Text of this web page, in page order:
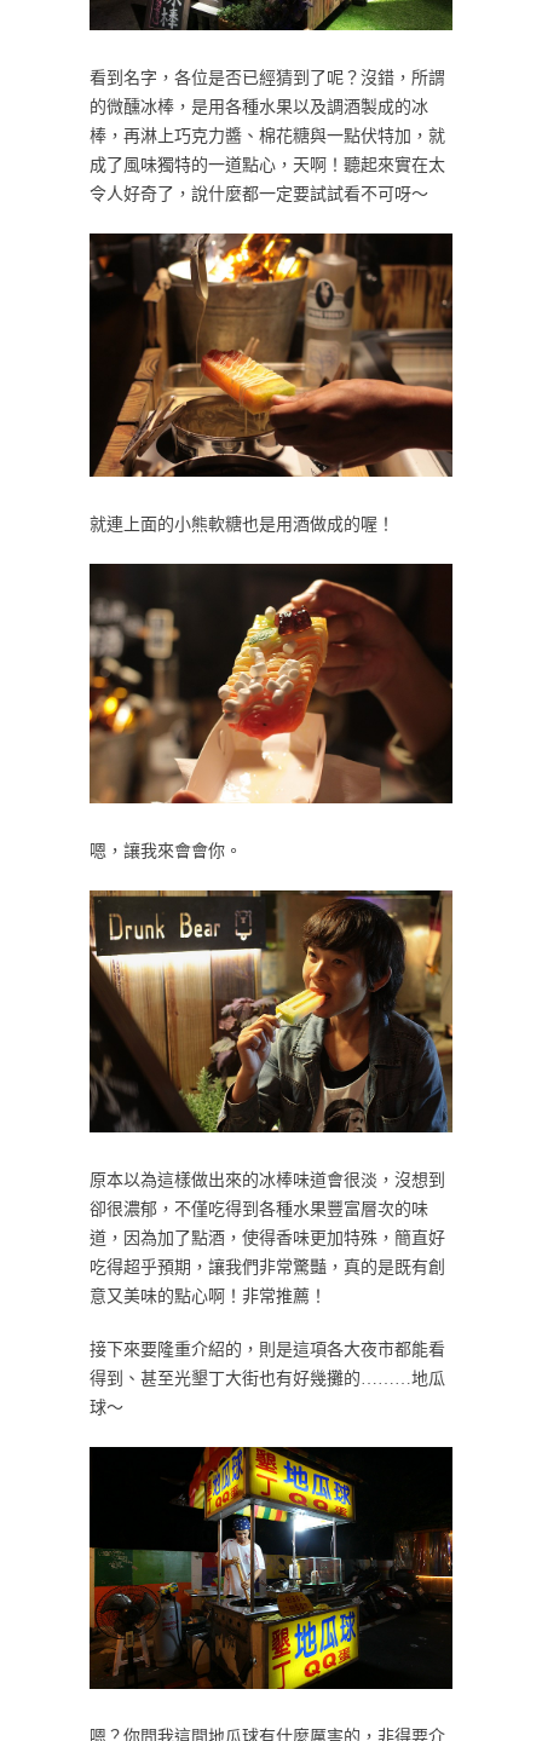
看到名字，各位是否已經猜到了呢？沒錯，所謂
的微醺冰棒，是用各種水果以及調酒製成的冰
棒，再淋上巧克力醬、棉花糖與一點伏特加，就
成了風味獨特的一道點心，天啊！聽起來實在太
令人好奇了，說什麼都一定要試試看不可呀～
就連上面的小熊軟糖也是用酒做成的喔！
嗯，讓我來會會你。
原本以為這樣做出來的冰棒味道會很淡，沒想到
卻很濃郁，不僅吃得到各種水果豐富層次的味
道，因為加了點酒，使得香味更加特殊，簡直好
吃得超乎預期，讓我們非常驚豔，真的是既有創
意又美味的點心啊！非常推薦！
接下來要隆重介紹的，則是這項各大夜市都能看
得到、甚至光墾丁大街也有好幾攤的………地瓜
球～
嗯？你問我這間地瓜球有什麼厲害的，非得要介